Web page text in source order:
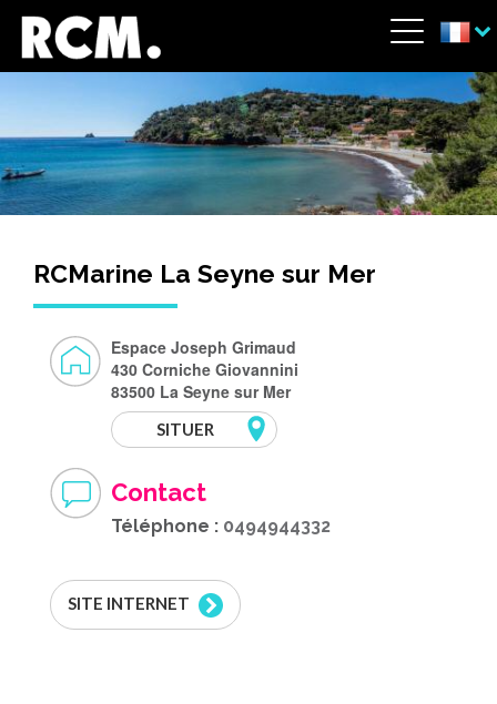
Aller au contenu principal
Menu
RCMarine La Seyne sur Mer
Espace Joseph Grimaud
430 Corniche Giovannini
83500 La Seyne sur Mer
SITUER
Contact
Téléphone : 0494944332
SITE INTERNET